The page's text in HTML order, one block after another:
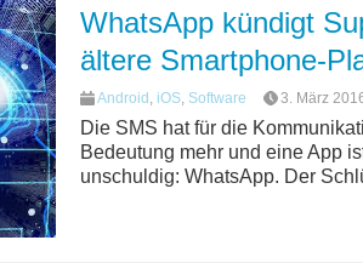
WhatsApp kündigt
ältere Smartphone-
Android , iOS, Software 3. März
Die SMS hat für die
Bedeutung mehr und eine App
unschuldig: WhatsApp. Der